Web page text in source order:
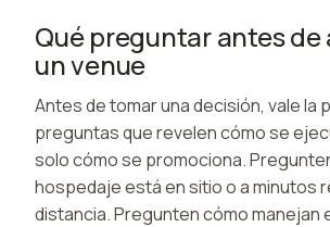
Qué preguntar antes
un venue
Antes de tomar una decisión, vale la
preguntas que revelen cómo se
solo cómo se promociona.
hospedaje está en sitio o a minutos
distancia. Pregunten cómo manejan